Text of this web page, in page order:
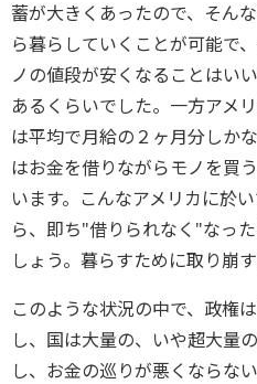
蓄が大きくあったので、そん
ら暮らしていくことが可能で
ノの値段が安くなることはい
あるくらいでした。一方アメ
は平均で月給の２ヶ月分しか
はお金を借りながらモノを買
います。こんなアメリカに於
ら、即ち"借りられなく"なっ
しょう。暮らすために取り崩
このような状況の中で、政権
し、国は大量の、いや超大量
し、お金の巡りが悪くならな